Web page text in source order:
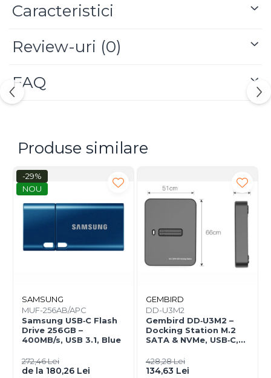
Sistemul de răcire WINDFORCE include două
server și design de disipare extins pe backplate.
Tehnologii precum 3D Active Fan, Graphene Nano
scăzute și nivelul de zgomot redus chiar și în sarcini
intense.
Caracteristici
Review-uri (0)
FAQ
Produse similare
-29%
NOU
SAMSUNG
MUF-256AB/APC
Samsung USB‑C Flash
Drive 256GB –
400MB/s, USB 3.1, Blue
272,46 Lei
de la 180,26 Lei
GEMBIRD
DD-U3M2
Gembird DD‑U3M2 –
Docking Station M.2
SATA & NVMe, USB‑C,
428,28 Lei
134,63 Lei